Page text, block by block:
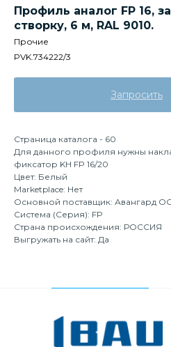
Профиль аналог FP 16,
створку, 6 м, RAL 9010.
Прочие
PVK.734222/3
Запросить
Страница каталога - 60
Для данного профиля нужны
фиксатор KH FP 16/20
Цвет: Белый
Marketplace: Нет
Основной поставщик: Авангард
Система (Серия): FP
Страна происхождения: РОССИЯ
Выгружать на сайт: Да